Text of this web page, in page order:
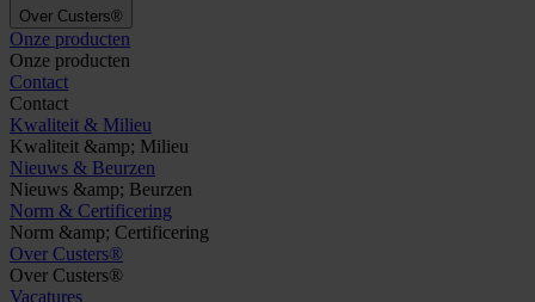
Over Custers®
Onze producten
Onze producten
Contact
Contact
Kwaliteit & Milieu
Kwaliteit &amp; Milieu
Nieuws & Beurzen
Nieuws &amp; Beurzen
Norm & Certificering
Norm &amp; Certificering
Over Custers®
Over Custers®
Vacatures